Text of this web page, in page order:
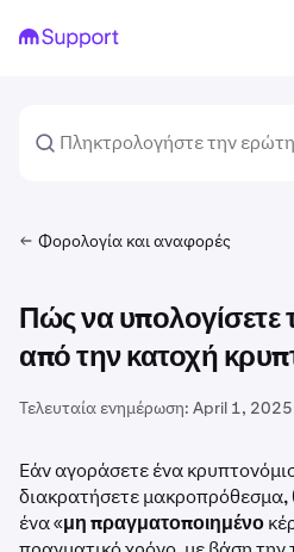
Φορολογία και αναφορές
Πώς να υπολογίσετε
από την κατοχή
Τελευταία ενημέρωση: April 1, 2025
Εάν αγοράσετε ένα
διακρατήσετε μακροπρόθεσμα,
ένα «μη πραγματοποιημένο